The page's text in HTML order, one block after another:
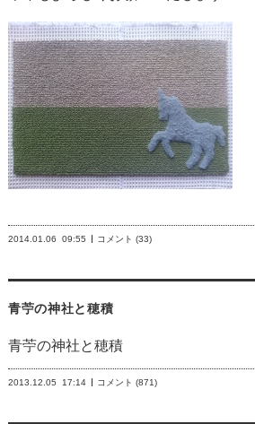
2014.01.06 09:55 コメント (33)
青苧の神社と穂積
青苧の神社と穂積
2013.12.05 17:14 コメント (871)